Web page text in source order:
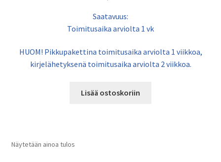
Saatavuus:
Toimitusaika arviolta 1 vk
HUOM! Pikkupakettina toimitusaika arviolta 1 viikkoa,
kirjelähetyksenä toimitusaika arviolta 2 viikkoa.
Lisää ostoskoriin
Näytetään ainoa tulos